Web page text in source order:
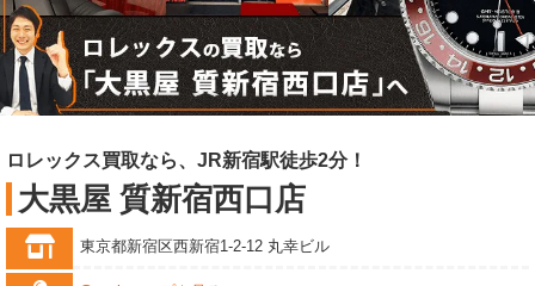
ロレックス買取なら、JR新宿駅徒歩2分！
大黒屋 質新宿西口店
東京都新宿区西新宿1-2-12 丸幸ビル